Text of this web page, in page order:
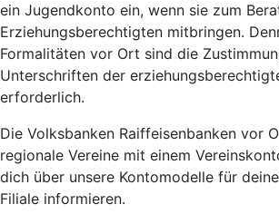
ein Jugendkonto ein, wenn sie zum
Erziehungsberechtigten mitbringen.
Formalitäten vor Ort sind die
Unterschriften der
erforderlich.
Die Volksbanken Raiffeisenbanken vor
regionale Vereine mit einem
dich über unsere Kontomodelle für
Filiale informieren.